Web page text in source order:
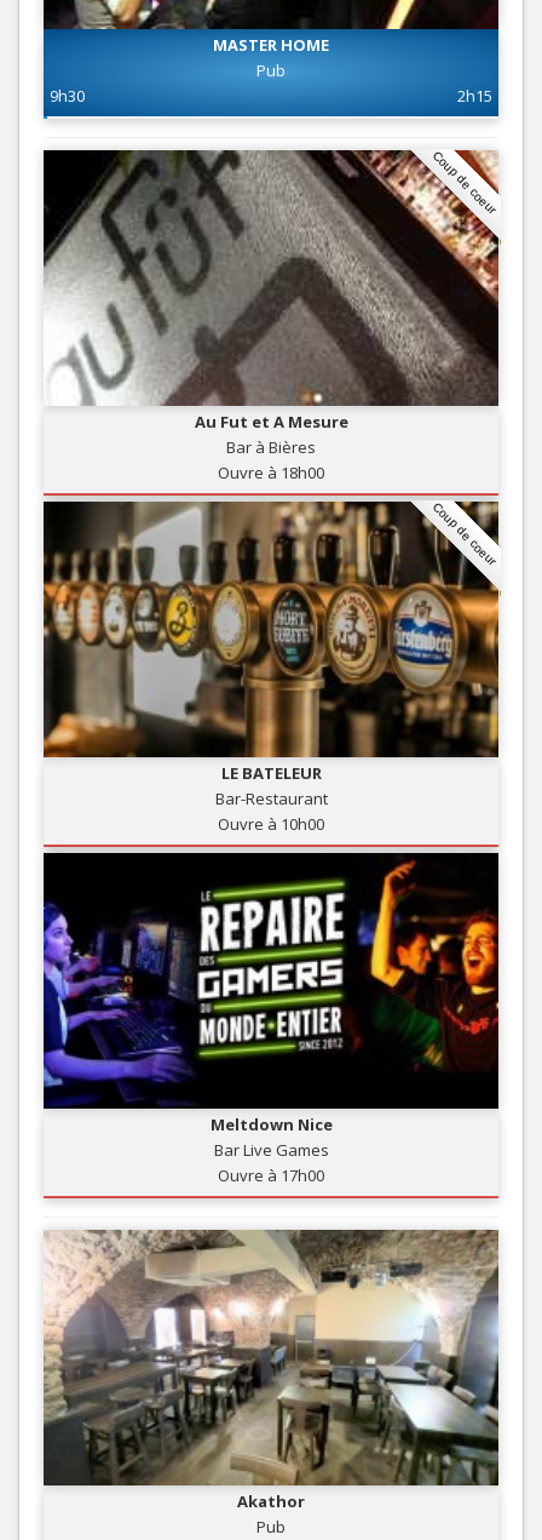
MASTER HOME
Pub
9h30
2h15
Coup de coeur
Au Fut et A Mesure
Bar à Bières
Ouvre à 18h00
Coup de coeur
LE BATELEUR
Bar-Restaurant
Ouvre à 10h00
Meltdown Nice
Bar Live Games
Ouvre à 17h00
Akathor
Pub